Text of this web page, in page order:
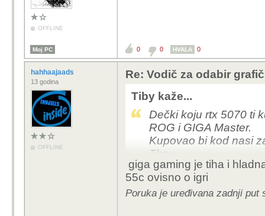
OFFLINE
Moj PC 0 0 HVALA 0
hahhaajaads
13 godina
OFFLINE
Re: Vodič za odabir
Tiby kaže...
Dečki koju rtx 5070 ti
ROG i GIGA Master.
Kupovao bi kod nasi
Thnx
giga gaming je tiha i
55c ovisno o igri
Poruka je uređivana zadnji put